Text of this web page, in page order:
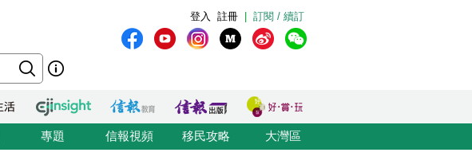
訂閱 / 續訂
註冊
登入
專題 信報視頻 移民攻略 大灣區